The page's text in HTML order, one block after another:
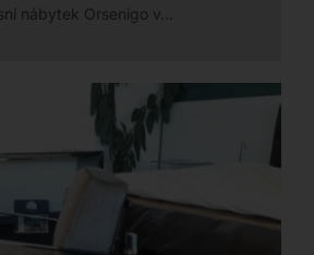
nábytek Orsenigo v…